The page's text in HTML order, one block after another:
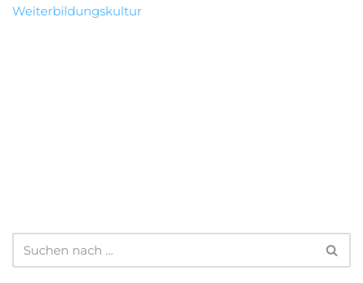
Weiterbildungskultur